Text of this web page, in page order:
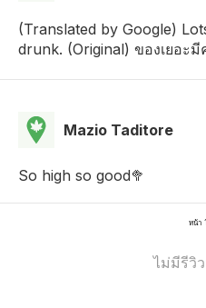
(Translated by Google)
drunk. (Original) ของเยอะ
Mazio Taditore
So high so good🥦
หน้า
ไม่มีรีวิ